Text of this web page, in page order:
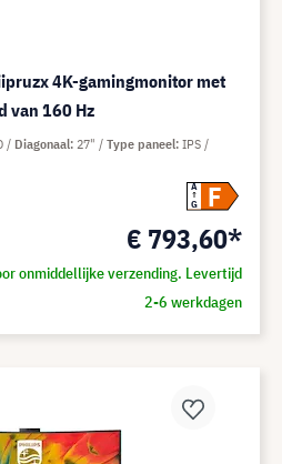
4K-gamingmonitor met
van 160 Hz
A
G
F
€ 793,60*
onmiddellijke verzending. Levertijd
2-6 werkdagen
Diagonaal 27" Type paneel IPS